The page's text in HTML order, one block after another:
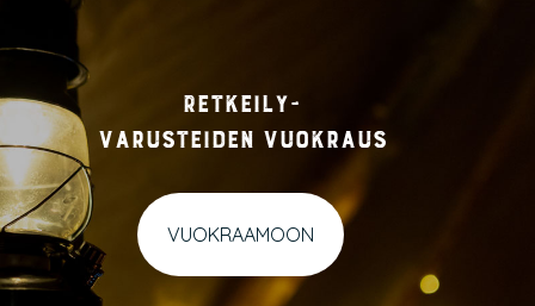
Retkeily-
varusteiden vuokraus
VUOKRAAMOON